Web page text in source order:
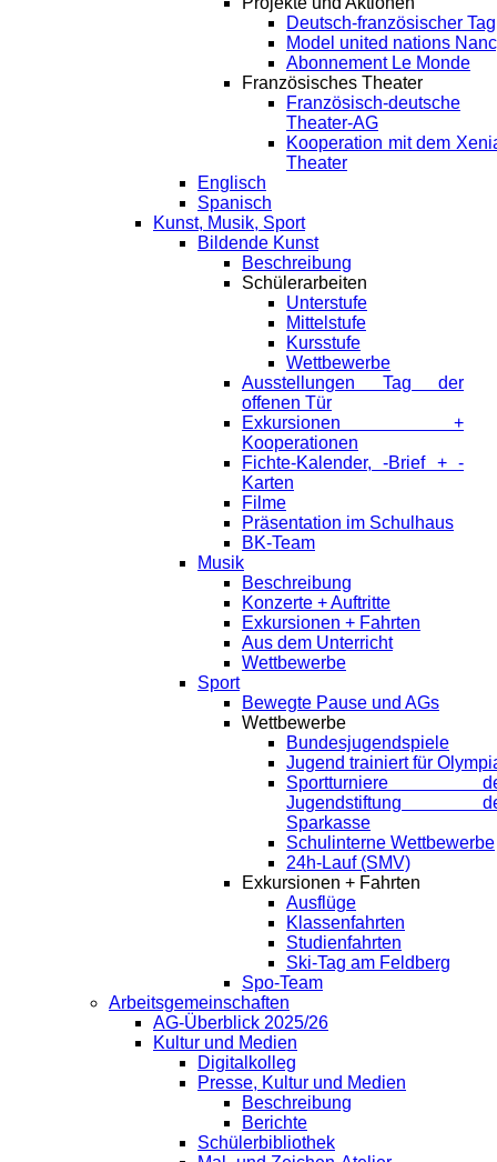
Deutsch-französischer Tag
Model united nations
Abonnement Le Monde
Französisches Theater
Französisch-deutsche
Theater-AG
Kooperation mit dem
Theater
Englisch
Spanisch
Kunst, Musik, Sport
Bildende Kunst
Beschreibung
Schülerarbeiten
Unterstufe
Mittelstufe
Kursstufe
Wettbewerbe
Ausstellungen Tag der
offenen Tür
Exkursionen +
Kooperationen
Fichte-Kalender, -Brief + -
Karten
Filme
Präsentation im Schulhaus
BK-Team
Musik
Beschreibung
Konzerte + Auftritte
Exkursionen + Fahrten
Aus dem Unterricht
Wettbewerbe
Sport
Bewegte Pause und AGs
Wettbewerbe
Bundesjugendspiele
Jugend trainiert für
Sportturniere
Jugendstiftung
Sparkasse
Schulinterne Wettbewerbe
24h-Lauf (SMV)
Exkursionen + Fahrten
Ausflüge
Klassenfahrten
Studienfahrten
Ski-Tag am Feldberg
Spo-Team
Arbeitsgemeinschaften
AG-Überblick 2025/26
Kultur und Medien
Digitalkolleg
Presse, Kultur und Medien
Beschreibung
Berichte
Schülerbibliothek